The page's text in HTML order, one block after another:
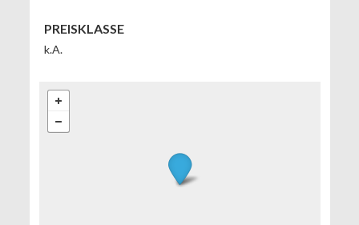
PREISKLASSE
k.A.